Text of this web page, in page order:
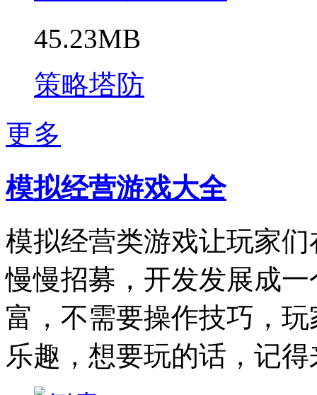
45.23MB
策略塔防
更多
模拟经营游戏大全
模拟经营类游戏让玩家
慢慢招募，开发发展成
富，不需要操作技巧，
乐趣，想要玩的话，记